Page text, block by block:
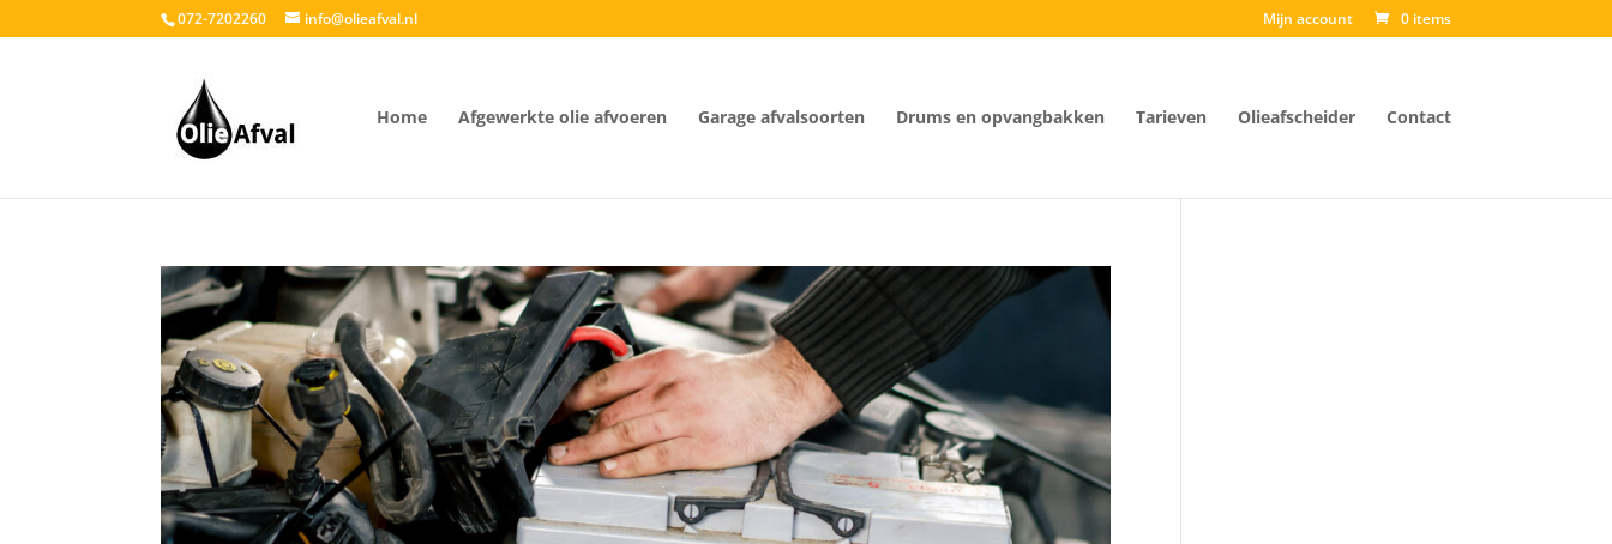
072-7202260 info@olieafval.nl Mijn account 0 items
Home Afgewerkte olie afvoeren Garage afvalsoorten Drums en opvangbakken Tarieven Olieafscheider Contact